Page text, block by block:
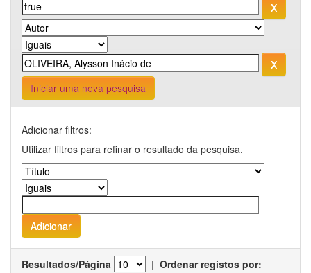
Iniciar uma nova pesquisa
Adicionar filtros:
Utilizar filtros para refinar o resultado da pesquisa.
Resultados/Página | Ordenar registos por: